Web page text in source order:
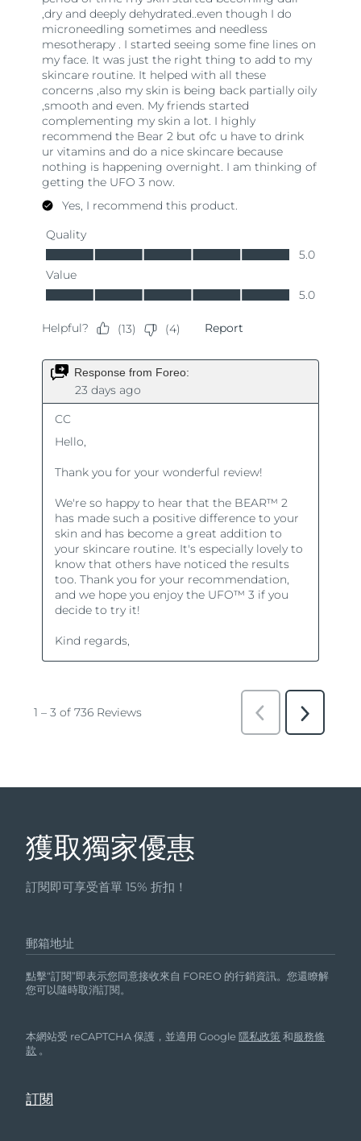
獲取獨家優惠
訂閱即可享受首單 15% 折扣！
郵箱地址
點擊“訂閱”即表示您同意接收來自 FOREO 的行銷資訊。您還瞭解
您可以隨時取消訂閱。
本網站受 reCAPTCHA 保護，並適用 Google隱私政策 和服務條
款 。